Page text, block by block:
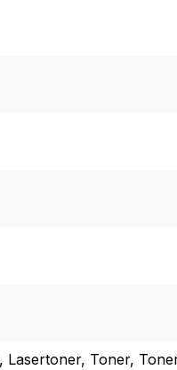
Lasertoner, Toner,